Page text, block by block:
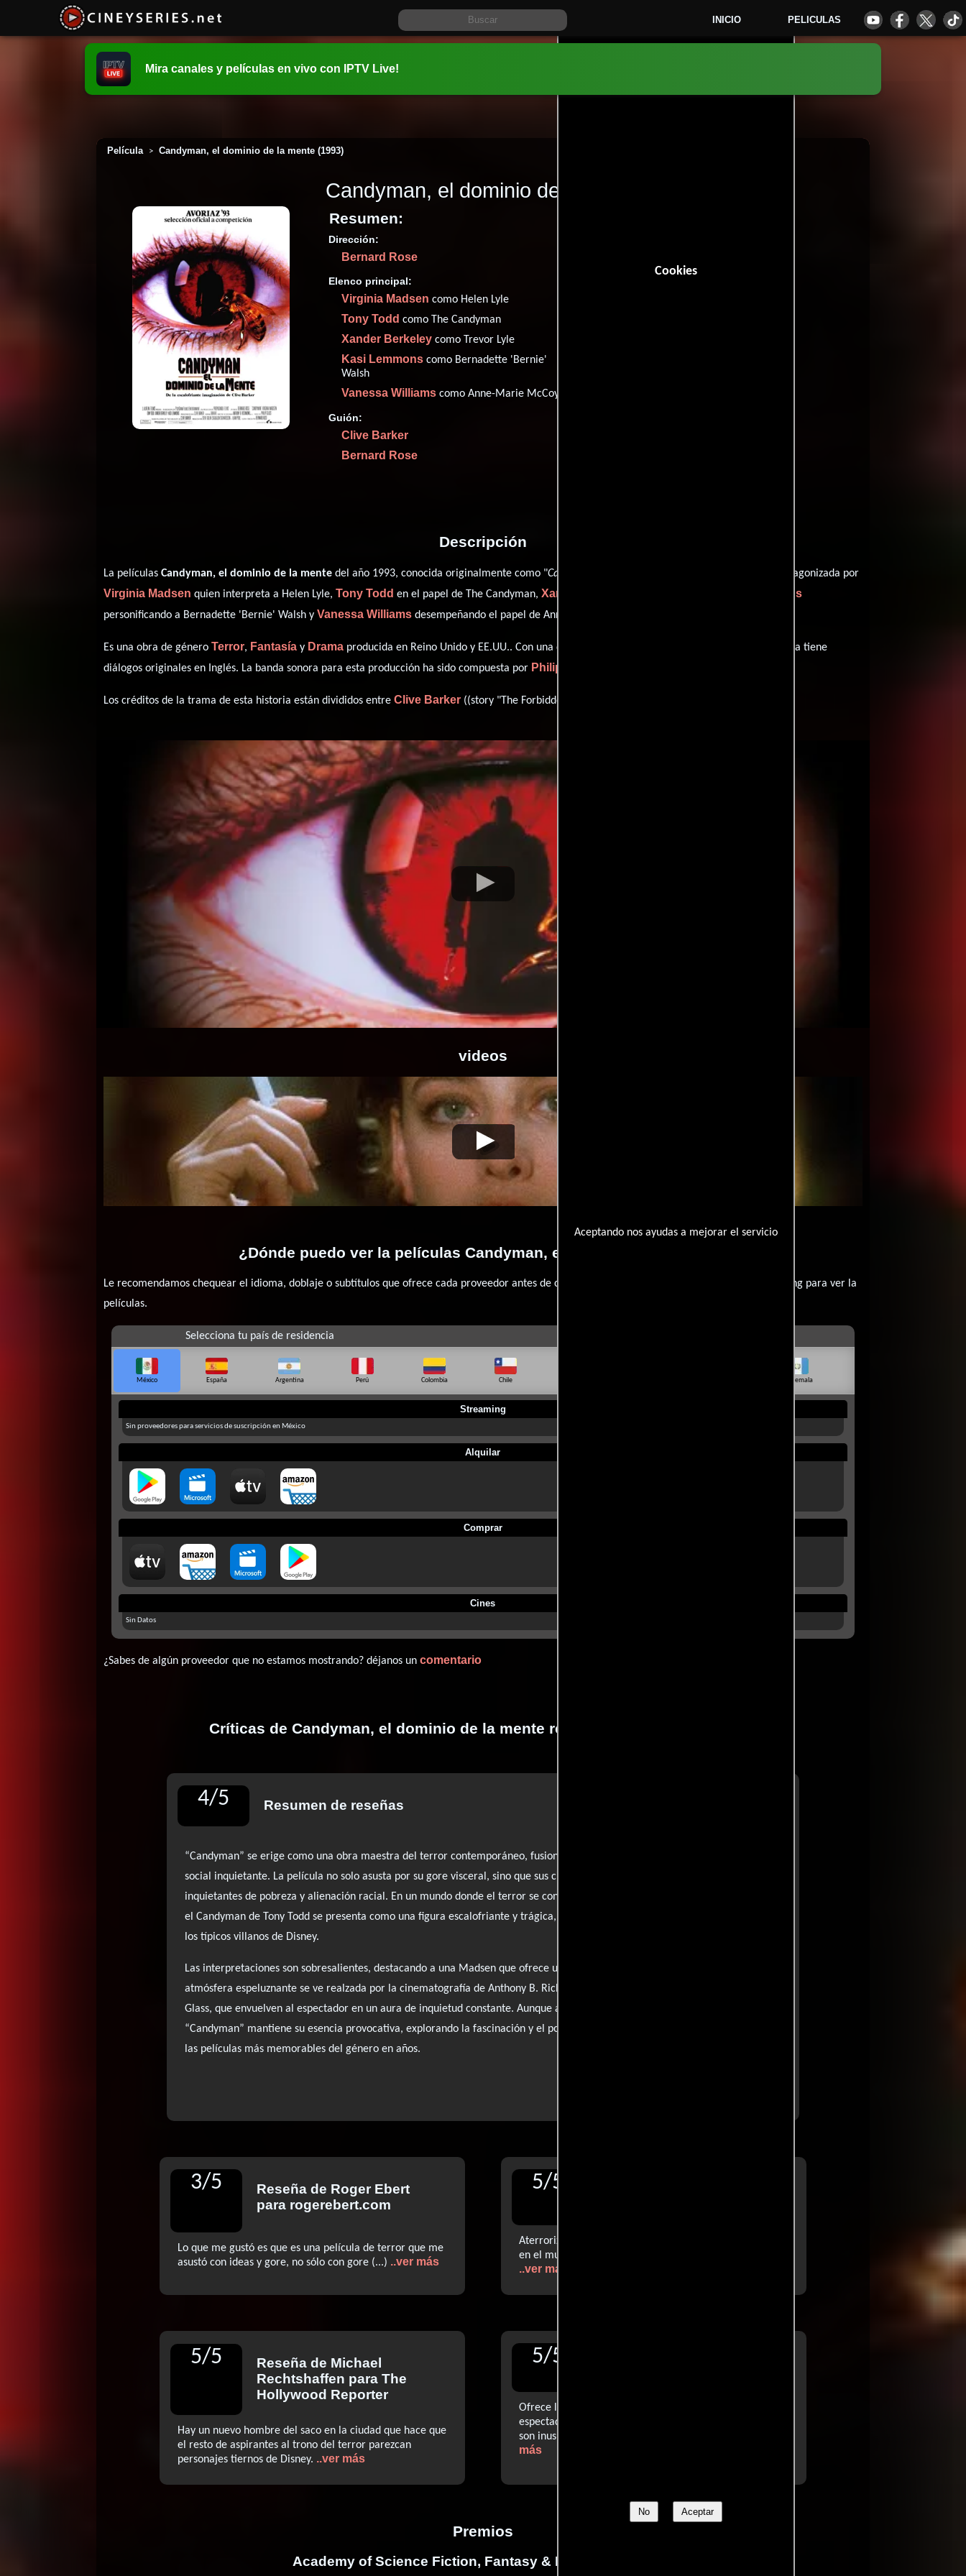
INICIO PELICULAS
Cookies
Aceptando nos ayudas a mejorar el servicio
No Aceptar
Mira canales y películas en vivo con IPTV Live!
Película > Candyman, el dominio de la mente (1993)
Candyman, el dominio de la mente
Resumen:
Dirección:
Bernard Rose
Elenco principal:
Virginia Madsen como Helen Lyle
Tony Todd como The Candyman
Xander Berkeley como Trevor Lyle
Kasi Lemmons como Bernadette 'Bernie'
Walsh
Vanessa Williams como Anne-Marie McCoy
Guión:
Clive Barker
Bernard Rose
01 hr 39 min (99 minutos).
Descripción
La películasCandyman, el dominio de la mente del año 1993, conocida originalmente como "Candyman y protagonizada por
Virginia Madsen quien interpreta a Helen Lyle, Tony Todd en el papel de The Candyman,Xander Berkeley Kasi Lemmons
personificando a Bernadette 'Bernie' Walsh y Vanessa Williams desempeñando el papel de Anne-Marie McCoy (
Es una obra de género Terror, Fantasía y Drama producida en Reino Unido y EE.UU.. Con una duración de 01 hr 39 min (99 minutos), esta película tiene
diálogos originales en Inglés. La banda sonora para esta producción ha sido compuesta por Philip Glass
Los créditos de la trama de esta historia están divididos entreClive Barker ((story "The Forbidden")) y
videos
Candyman, el dominio de la mente Video de la película Candyman, el dominio de la mente
¿Dónde puedo ver la películas Candyman, el dominio de la mente?
Le recomendamos chequear el idioma, doblaje o subtítulos que ofrece cada proveedor antes de comprar, alquilar o contratar un servicio de streming para ver la
películas.
Selecciona tu país de residencia
México España Argentina Perú Colombia Chile Guatemala
Streaming
Sin proveedores para servicios de suscripción en México
Alquilar
Comprar
Cines
Sin Datos
¿Sabes de algún proveedor que no estamos mostrando? déjanos uncomentario
Críticas de Candyman, el dominio de la mente realizadas por profesionales
4/5 Resumen de reseñas
“Candyman” se erige como una obra maestra del terror contemporáneo, fusionando el horror psicológico con un trasfondo
social inquietante. La película no solo asusta por su gore visceral, sino que sus cimientos aterradores se apoyan en realidades
inquietantes de pobreza y alienación racial. En un mundo donde el terror se convierte en un reflejo de nuestras propias luchas,
el Candyman de Tony Todd se presenta como una figura escalofriante y trágica, un verdadero hombre del saco que eclipsa a
los típicos villanos de Disney.
Las interpretaciones son sobresalientes, destacando a una Madsen que ofrece una actuación potente y conmovedora. La
atmósfera espeluznante se ve realzada por la cinematografía de Anthony B. Richmond y la cautivadora banda sonora de Philip
Glass, que envuelven al espectador en un aura de inquietud constante. Aunque algunos momentos pueden caer en la obviedad,
“Candyman” mantiene su esencia provocativa, explorando la fascinación y el poder de las historias de horror. Sin duda, una de
las películas más memorables del género en años.
3/5 Reseña de Roger Ebert
para rogerebert.com
Lo que me gustó es que es una película de terror que me
asustó con ideas y gore, no sólo con gore (...) ..ver más
5/5
Aterroriza por sus ideas. Sus terroríficos cimientos están
en el mundo real de la pobreza y la alienación racial (...)
..ver más
5/5 Reseña de Michael
Rechtshaffen para The
Hollywood Reporter
Hay un nuevo hombre del saco en la ciudad que hace que
el resto de aspirantes al trono del terror parezcan
personajes tiernos de Disney. ..ver más
5/5
Ofrece los sustos y el gore necesarios pero sin engañar al
espectador con trucos o excusas (...) Las interpretaciones
son inusualmente creíbles, dado el tipo de película.
más
Premios
Academy of Science Fiction, Fantasy & Horror Films, USA